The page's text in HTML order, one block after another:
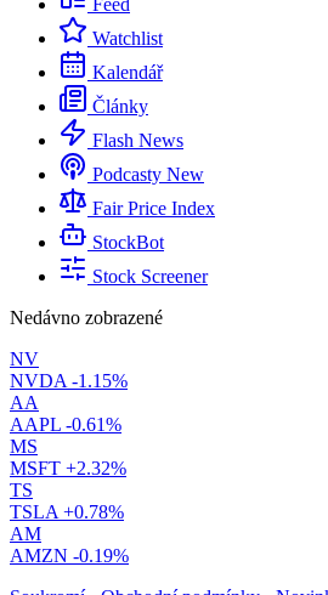
Feed
Watchlist
Kalendář
Články
Flash News
Podcasty New
Fair Price Index
StockBot
Stock Screener
Nedávno zobrazené
NV
NVDA -1.15%
AA
AAPL -0.61%
MS
MSFT +2.32%
TS
TSLA +0.78%
AM
AMZN -0.19%